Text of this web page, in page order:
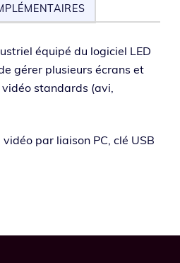
équi­pé du logi­ciel LED
gérer plu­sieurs écrans et
stan­dards (avi,
par liai­son PC, clé USB